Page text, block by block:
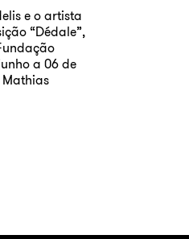
e o artista
“Dédale”,
a 06 de
Mathias